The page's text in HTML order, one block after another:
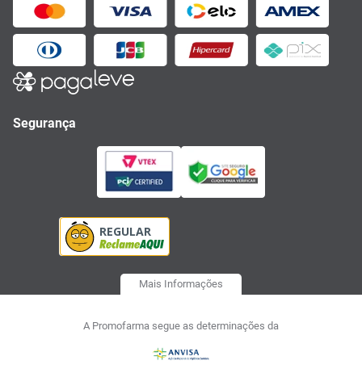
Segurança
Mais Informações
A Promofarma segue as determinações da